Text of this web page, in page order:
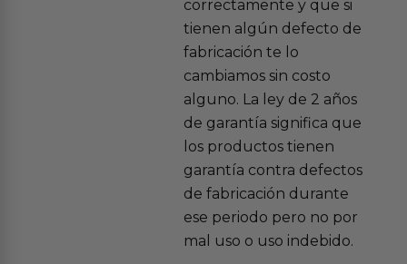
correctamente y que si
tienen algún defecto de
fabricación te lo
cambiamos sin costo
alguno. La ley de 2 años
de garantía significa que
los productos tienen
garantía contra defectos
de fabricación durante
ese periodo pero no por
mal uso o uso indebido.